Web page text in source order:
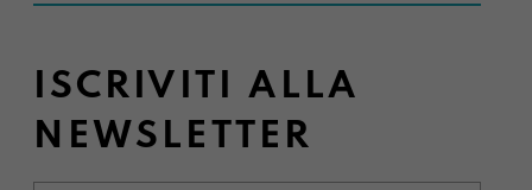
ISCRIVITI ALLA
NEWSLETTER